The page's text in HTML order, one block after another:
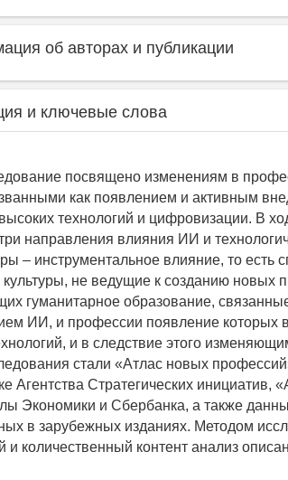
об авторах и публикации
и ключевые слова
посвящено изменениям в
как появлением и активным
технологий и цифровизации. В
направления влияния ИИ и
– инструментальное влияние, то есть
культуры, не ведущие к созданию новых
гуманитарное образование,
ИИ, и профессии появление
и в следствие этого
стали «Атлас новых
Агентства Стратегических инициатив,
Экономики и Сбербанка, а также
в зарубежных изданиях. Методом
и количественный контент анализ